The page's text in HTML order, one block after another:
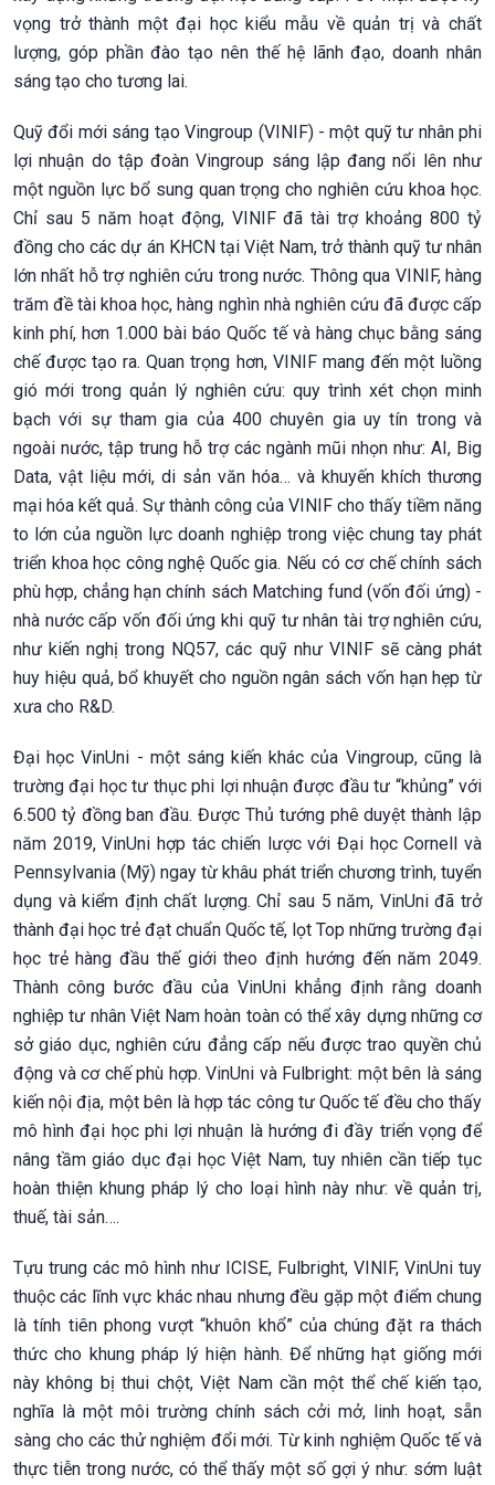
vọng trở thành một đại học kiểu mẫu về quản trị và chất
lượng, góp phần đào tạo nên thế hệ lãnh đạo, doanh nhân
sáng tạo cho tương lai.
Quỹ đổi mới sáng tạo Vingroup (VINIF) - một quỹ tư nhân phi
lợi nhuận do tập đoàn Vingroup sáng lập đang nổi lên như
một nguồn lực bổ sung quan trọng cho nghiên cứu khoa học.
Chỉ sau 5 năm hoạt động, VINIF đã tài trợ khoảng 800 tỷ
đồng cho các dự án KHCN tại Việt Nam, trở thành quỹ tư nhân
lớn nhất hỗ trợ nghiên cứu trong nước. Thông qua VINIF, hàng
trăm đề tài khoa học, hàng nghìn nhà nghiên cứu đã được cấp
kinh phí, hơn 1.000 bài báo Quốc tế và hàng chục bằng sáng
chế được tạo ra. Quan trọng hơn, VINIF mang đến một luồng
gió mới trong quản lý nghiên cứu: quy trình xét chọn minh
bạch với sự tham gia của 400 chuyên gia uy tín trong và
ngoài nước, tập trung hỗ trợ các ngành mũi nhọn như: AI, Big
Data, vật liệu mới, di sản văn hóa… và khuyến khích thương
mại hóa kết quả. Sự thành công của VINIF cho thấy tiềm năng
to lớn của nguồn lực doanh nghiệp trong việc chung tay phát
triển khoa học công nghệ Quốc gia. Nếu có cơ chế chính sách
phù hợp, chẳng hạn chính sách Matching fund (vốn đối ứng) -
nhà nước cấp vốn đối ứng khi quỹ tư nhân tài trợ nghiên cứu,
như kiến nghị trong NQ57, các quỹ như VINIF sẽ càng phát
huy hiệu quả, bổ khuyết cho nguồn ngân sách vốn hạn hẹp từ
xưa cho R&D.
Đại học VinUni - một sáng kiến khác của Vingroup, cũng là
trường đại học tư thục phi lợi nhuận được đầu tư “khủng” với
6.500 tỷ đồng ban đầu. Được Thủ tướng phê duyệt thành lập
năm 2019, VinUni hợp tác chiến lược với Đại học Cornell và
Pennsylvania (Mỹ) ngay từ khâu phát triển chương trình, tuyển
dụng và kiểm định chất lượng. Chỉ sau 5 năm, VinUni đã trở
thành đại học trẻ đạt chuẩn Quốc tế, lọt Top những trường đại
học trẻ hàng đầu thế giới theo định hướng đến năm 2049.
Thành công bước đầu của VinUni khẳng định rằng doanh
nghiệp tư nhân Việt Nam hoàn toàn có thể xây dựng những cơ
sở giáo dục, nghiên cứu đẳng cấp nếu được trao quyền chủ
động và cơ chế phù hợp. VinUni và Fulbright: một bên là sáng
kiến nội địa, một bên là hợp tác công tư Quốc tế đều cho thấy
mô hình đại học phi lợi nhuận là hướng đi đầy triển vọng để
nâng tầm giáo dục đại học Việt Nam, tuy nhiên cần tiếp tục
hoàn thiện khung pháp lý cho loại hình này như: về quản trị,
thuế, tài sản….
Tựu trung các mô hình như ICISE, Fulbright, VINIF, VinUni tuy
thuộc các lĩnh vực khác nhau nhưng đều gặp một điểm chung
là tính tiên phong vượt “khuôn khổ” của chúng đặt ra thách
thức cho khung pháp lý hiện hành. Để những hạt giống mới
này không bị thui chột, Việt Nam cần một thể chế kiến tạo,
nghĩa là một môi trường chính sách cởi mở, linh hoạt, sẵn
sàng cho các thử nghiệm đổi mới. Từ kinh nghiệm Quốc tế và
thực tiễn trong nước, có thể thấy một số gợi ý như: sớm luật